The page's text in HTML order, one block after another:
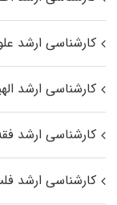
کارشناسی ارشد
کارشناسی ارشد
کارشناسی ارشد
کارشناسی ارشد